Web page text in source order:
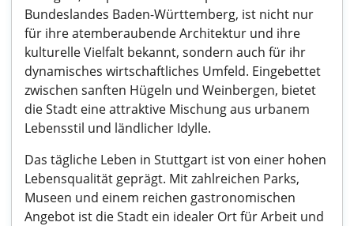
Bundeslandes Baden-Württemberg, ist nicht nur
für ihre atemberaubende Architektur und ihre
kulturelle Vielfalt bekannt, sondern auch für ihr
dynamisches wirtschaftliches Umfeld. Eingebettet
zwischen sanften Hügeln und Weinbergen, bietet
die Stadt eine attraktive Mischung aus urbanem
Lebensstil und ländlicher Idylle.
Das tägliche Leben in Stuttgart ist von einer hohen
Lebensqualität geprägt. Mit zahlreichen Parks,
Museen und einem reichen gastronomischen
Angebot ist die Stadt ein idealer Ort für Arbeit und